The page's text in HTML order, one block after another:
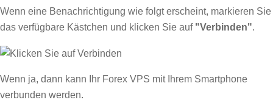
Wenn eine Benachrichtigung wie folgt erscheint, markieren Sie
das verfügbare Kästchen und klicken Sie auf "Verbinden".
Wenn ja, dann kann Ihr Forex VPS mit Ihrem Smartphone
verbunden werden.